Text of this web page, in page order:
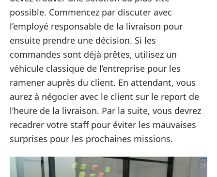
possible. Commencez par discuter avec
l’employé responsable de la livraison pour
ensuite prendre une décision. Si les
commandes sont déjà prêtes, utilisez un
véhicule classique de l’entreprise pour les
ramener auprès du client. En attendant, vous
aurez à négocier avec le client sur le report de
l’heure de la livraison. Par la suite, vous devrez
recadrer votre staff pour éviter les mauvaises
surprises pour les prochaines missions.